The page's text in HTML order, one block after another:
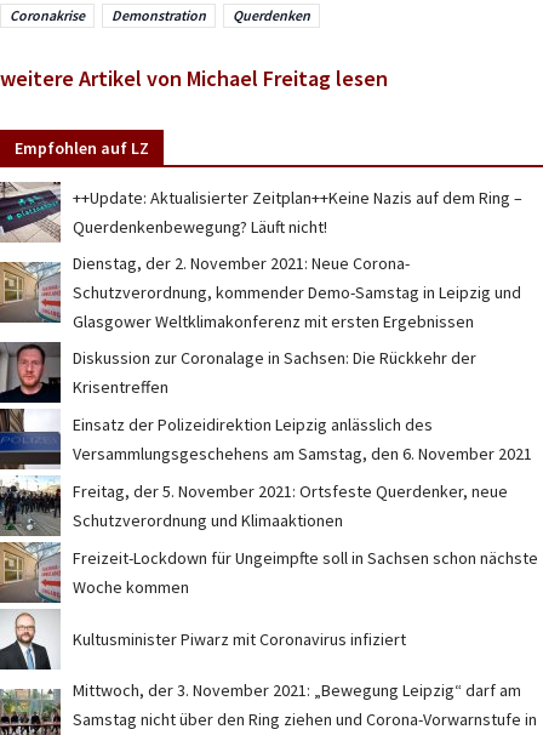
Coronakrise Demonstration Querdenken
weitere Artikel von Michael Freitag lesen
Empfohlen auf LZ
++Update: Aktualisierter Zeitplan++Keine Nazis auf dem Ring –
Querdenkenbewegung? Läuft nicht!
Dienstag, der 2. November 2021: Neue Corona-
Schutzverordnung, kommender Demo-Samstag in Leipzig und
Glasgower Weltklimakonferenz mit ersten Ergebnissen
Diskussion zur Coronalage in Sachsen: Die Rückkehr der
Krisentreffen
Einsatz der Polizeidirektion Leipzig anlässlich des
Versammlungsgeschehens am Samstag, den 6. November 2021
Freitag, der 5. November 2021: Ortsfeste Querdenker, neue
Schutzverordnung und Klimaaktionen
Freizeit-Lockdown für Ungeimpfte soll in Sachsen schon nächste
Woche kommen
Kultusminister Piwarz mit Coronavirus infiziert
Mittwoch, der 3. November 2021: „Bewegung Leipzig“ darf am
Samstag nicht über den Ring ziehen und Corona-Vorwarnstufe in